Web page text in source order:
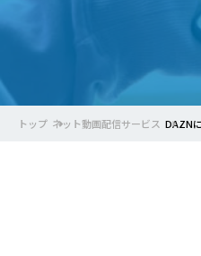
トップ ネット動画配信サービス DAZN